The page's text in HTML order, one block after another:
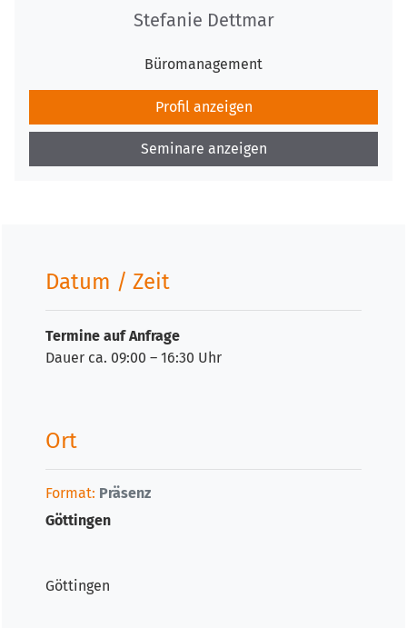
Stefanie Dettmar
Büromanagement
Profil anzeigen
Seminare anzeigen
Datum / Zeit
Termine auf Anfrage
Dauer ca. 09:00 – 16:30 Uhr
Ort
Format: Präsenz
Göttingen
Göttingen